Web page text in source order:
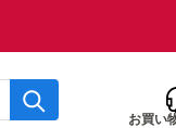
お買い